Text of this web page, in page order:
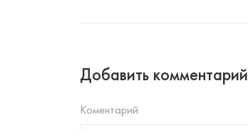
Добавить комментарий
Коментарий